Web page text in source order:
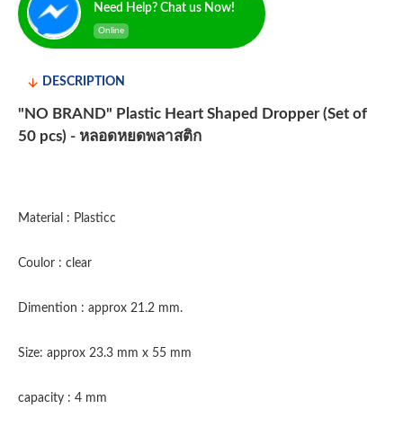
Need Help? Chat us Now!
Online
DESCRIPTION
"NO BRAND" Plastic Heart Shaped Dropper (Set of
50 pcs) - หลอดหยดพลาสติก
Material : Plasticc
Coulor : clear
Dimention : approx 21.2 mm.
Size: approx 23.3 mm x 55 mm
capacity : 4 mm